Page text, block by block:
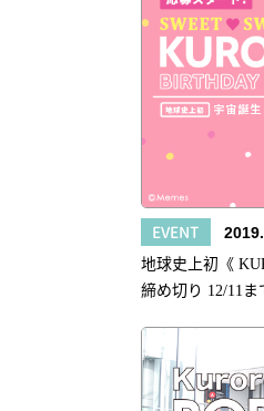
EVENT
地球史上初《
締め切り 12/11ま